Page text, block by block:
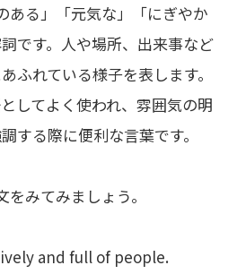
ある」「元気な」「にぎやか
です。人や場所、出来事など
ふれている様子を表します。
してよく使われ、雰囲気の明
する際に便利な言葉です。
みてみましょう。
and full of people.